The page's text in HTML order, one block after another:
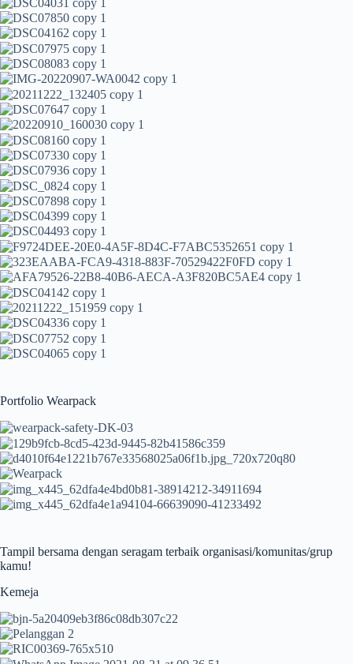
Portfolio Wearpack
Tampil bersama dengan seragam terbaik organisasi/komunitas/grup
kamu!
Kemeja